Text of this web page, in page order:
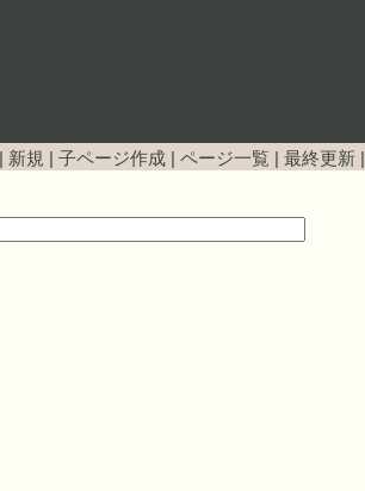
新規 子ページ作成 ページ一覧 最終更新